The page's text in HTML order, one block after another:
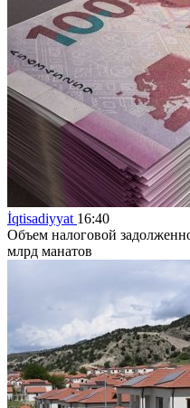
İqtisadiyyat 16:40
Объем налоговой
млрд манатов